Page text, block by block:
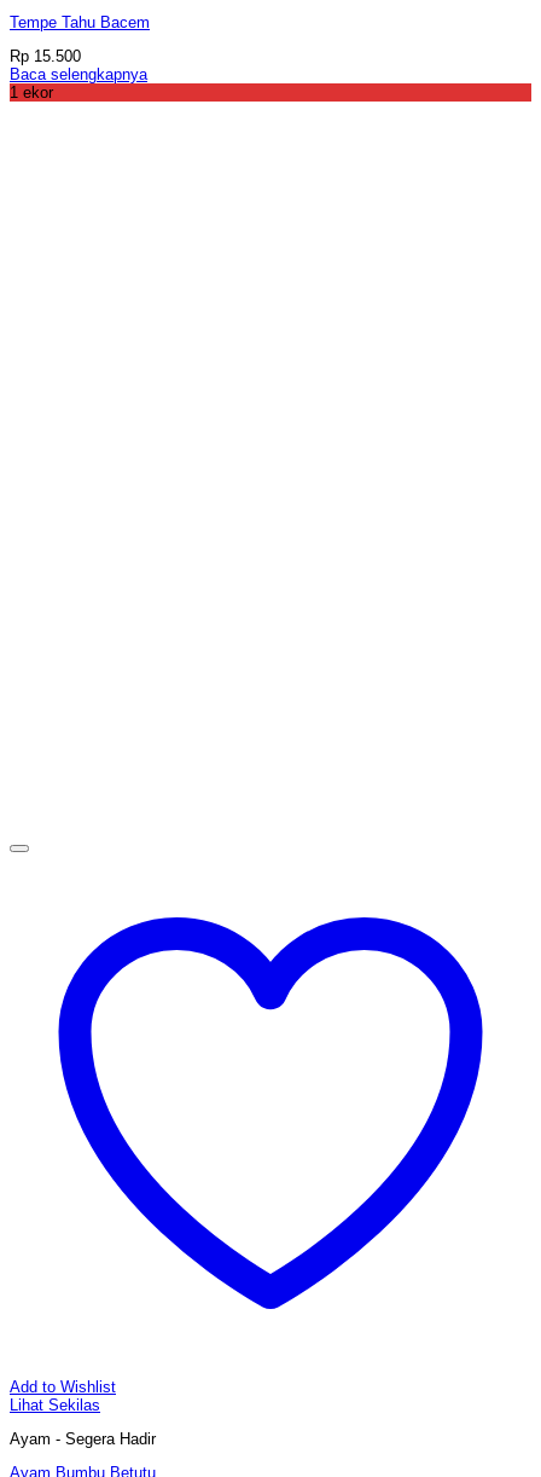
Tempe Tahu Bacem
Rp 15.500
Baca selengkapnya
1 ekor
Add to Wishlist
Lihat Sekilas
Ayam - Segera Hadir
Ayam Bumbu Betutu